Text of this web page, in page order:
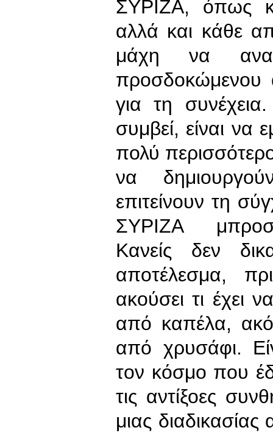
ΣΥΡΙΖΑ, όπως
αλλά και κάθε
μάχη να
προσδοκώμενου
για τη
συμβεί, είναι να
πολύ
να
επιτείνουν τη
ΣΥΡΙΖΑ
Κανείς δεν
αποτέλεσμα,
ακούσει τι έχει
από καπέλα,
από χρυσάφι.
τον κόσμο που
τις αντίξοες
μιας